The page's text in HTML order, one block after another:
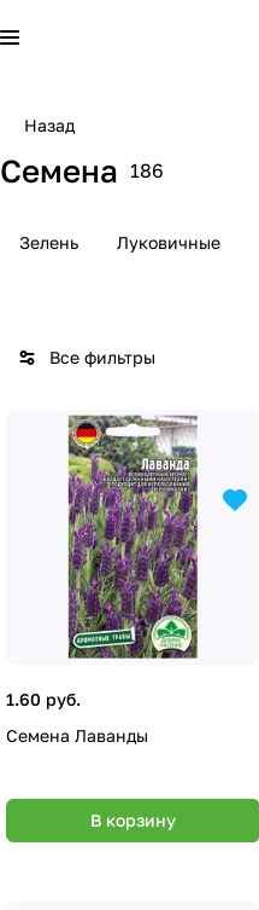
Назад
Семена 186
Зелень Луковичные
Все фильтры
1.60 руб.
Семена Лаванды
В корзину